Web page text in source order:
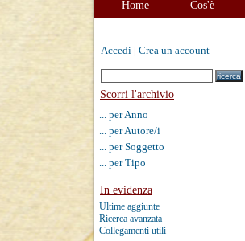
Home Cos'è
Accedi Crea un account
Scorri l'archivio
... per Anno
... per Autore/i
... per Soggetto
... per Tipo
In evidenza
Ultime aggiunte
Ricerca avanzata
Collegamenti utili